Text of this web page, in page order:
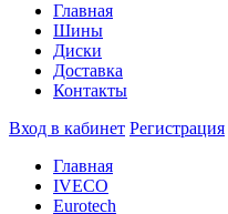
Главная
Шины
Диски
Доставка
Контакты
Вход в кабинет Регистрация
Главная
IVECO
Eurotech